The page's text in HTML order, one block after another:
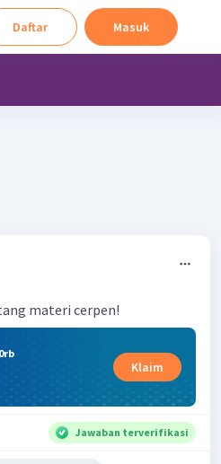
Daftar Masuk
materi cerpen!
Klaim
Jawaban terverifikasi